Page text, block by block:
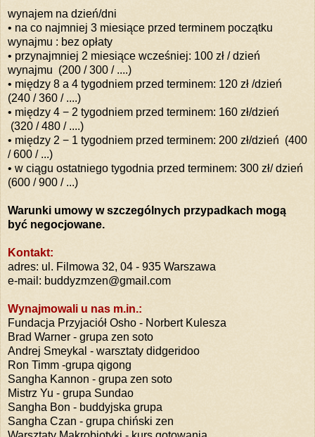
wynajem na dzień/dni
• na co najmniej 3 miesiące przed terminem początku
wynajmu : bez opłaty
• przynajmniej 2 miesiące wcześniej: 100 zł / dzień
wynajmu (200 / 300 / ....)
• między 8 a 4 tygodniem przed terminem: 120 zł /dzień
(240 / 360 / ....)
• między 4 − 2 tygodniem przed terminem: 160 zł/dzień
(320 / 480 / ....)
• między 2 − 1 tygodniem przed terminem: 200 zł/dzień (400
/ 600 / ...)
• w ciągu ostatniego tygodnia przed terminem: 300 zł/ dzień
(600 / 900 / ...)
Warunki umowy w szczególnych przypadkach mogą
być negocjowane.
Kontakt:
adres: ul. Filmowa 32, 04 - 935 Warszawa
e-mail: buddyzmzen@gmail.com
Wynajmowali u nas m.in.:
Fundacja Przyjaciół Osho - Norbert Kulesza
Brad Warner - grupa zen soto
Andrej Smeykal - warsztaty didgeridoo
Ron Timm -grupa qigong
Sangha Kannon - grupa zen soto
Mistrz Yu - grupa Sundao
Sangha Bon - buddyjska grupa
Sangha Czan - grupa chiński zen